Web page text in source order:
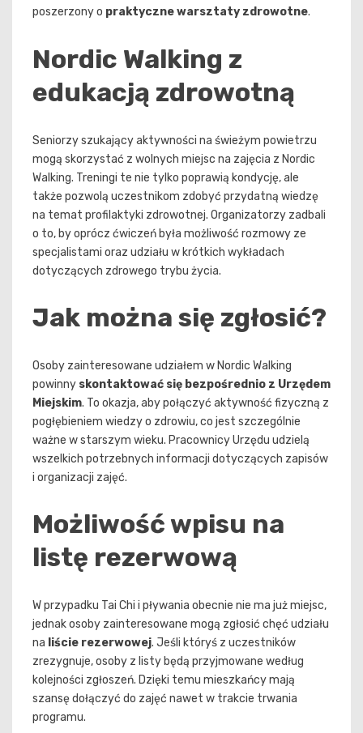
poszerzony o praktyczne warsztaty zdrowotne.
Nordic Walking z
edukacją zdrowotną
Seniorzy szukający aktywności na świeżym powietrzu
mogą skorzystać z wolnych miejsc na zajęcia z Nordic
Walking. Treningi te nie tylko poprawią kondycję, ale
także pozwolą uczestnikom zdobyć przydatną wiedzę
na temat profilaktyki zdrowotnej. Organizatorzy zadbali
o to, by oprócz ćwiczeń była możliwość rozmowy ze
specjalistami oraz udziału w krótkich wykładach
dotyczących zdrowego trybu życia.
Jak można się zgłosić?
Osoby zainteresowane udziałem w Nordic Walking
powinny skontaktować się bezpośrednio z Urzędem
Miejskim. To okazja, aby połączyć aktywność fizyczną z
pogłębieniem wiedzy o zdrowiu, co jest szczególnie
ważne w starszym wieku. Pracownicy Urzędu udzielą
wszelkich potrzebnych informacji dotyczących zapisów
i organizacji zajęć.
Możliwość wpisu na
listę rezerwową
W przypadku Tai Chi i pływania obecnie nie ma już miejsc,
jednak osoby zainteresowane mogą zgłosić chęć udziału
na liście rezerwowej. Jeśli któryś z uczestników
zrezygnuje, osoby z listy będą przyjmowane według
kolejności zgłoszeń. Dzięki temu mieszkańcy mają
szansę dołączyć do zajęć nawet w trakcie trwania
programu.